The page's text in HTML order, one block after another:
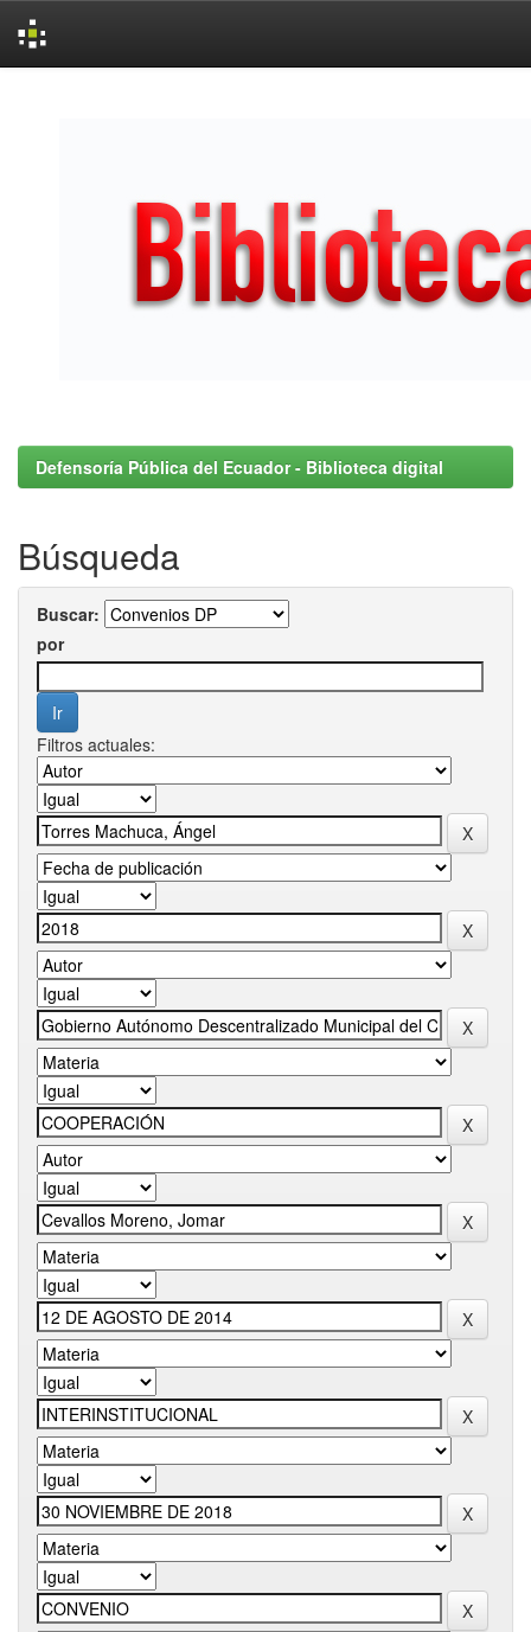
Defensoría Pública del Ecuador - Biblioteca digital
Búsqueda
Buscar:
por
Filtros actuales: